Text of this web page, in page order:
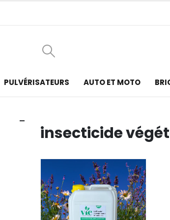
PULVÉRISATEURS AUTO ET MOTO
insecticide